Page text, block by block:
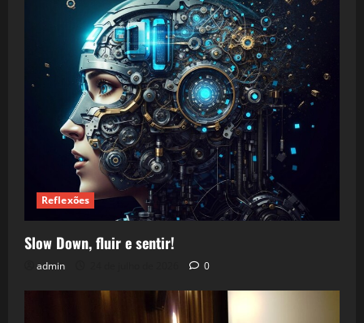
Reflexões
Slow Down, fluir e sentir!
admin 0